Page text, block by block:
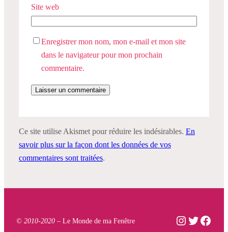
Site web
Enregistrer mon nom, mon e-mail et mon site
dans le navigateur pour mon prochain
commentaire.
Ce site utilise Akismet pour réduire les indésirables. En
savoir plus sur la façon dont les données de vos
commentaires sont traitées.
© 2010-2020 – Le Monde de ma Fenêtre Instagram
Twitter